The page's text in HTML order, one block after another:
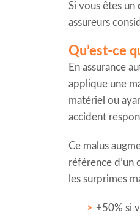
Si vous êtes un
assureurs
Qu’est-ce
En assurance
applique une
matériel ou
accident
Ce malus
référence d’un
les surprimes
+50% si